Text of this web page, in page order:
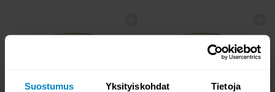
Suostumus Yksityiskohdat Tietoja